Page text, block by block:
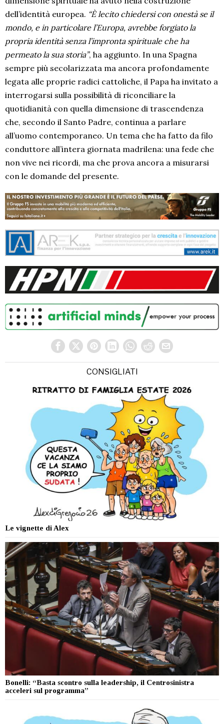
dell’identità europea. “È lecito chiedersi con onestà se il
mondo, e in particolare l’Europa, avrebbe forgiato la
propria identità senza l’impronta spirituale che ha
permeato la sua storia”, ha aggiunto. In una Spagna
sempre più secolarizzata ma ancora profondamente
legata alle proprie radici cattoliche, il Papa ha invitato a
interrogarsi sulla possibilità di riconciliare la
quotidianità con quella dimensione di trascendenza
che, secondo il Santo Padre, continua a parlare
all’uomo contemporaneo. Un tema che ha fatto da filo
conduttore all’intera giornata madrilena: una fede che
non vive nei ricordi, ma che prova ancora a misurarsi
con le domande del presente.
CONSIGLIATI
Le vignette di Alex
Bonelli: “Basta scontro sulla leadership, il Centrosinistra
acceleri sul programma”